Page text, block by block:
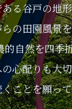
る谷戸の地
の田園風景
自然を四季
心配りも大
ことを願っ